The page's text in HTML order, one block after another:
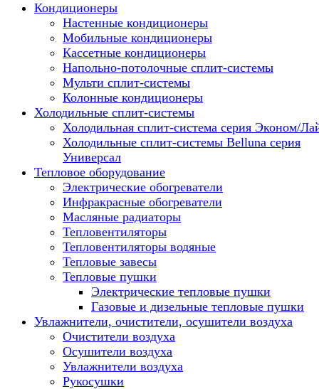
Кондиционеры
Настенные кондиционеры
Мобильные кондиционеры
Кассетные кондиционеры
Напольно-потолочные сплит-системы
Мульти сплит-системы
Колонные кондиционеры
Холодильные сплит-системы
Холодильная сплит-система серия Эконом/
Холодильные сплит-системы Belluna серия
Универсал
Тепловое оборудование
Электрические обогреватели
Инфракрасные обогреватели
Масляные радиаторы
Тепловентиляторы
Тепловентиляторы водяные
Тепловые завесы
Тепловые пушки
Электрические тепловые пушки
Газовые и дизельные тепловые пушки
Увлажнители, очистители, осушители воздуха
Очистители воздуха
Осушители воздуха
Увлажнители воздуха
Рукосушки